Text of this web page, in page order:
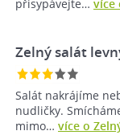
přisypávejte… více
Zelný salát
Salát nakrájíme
nudličky.
mimo… více o